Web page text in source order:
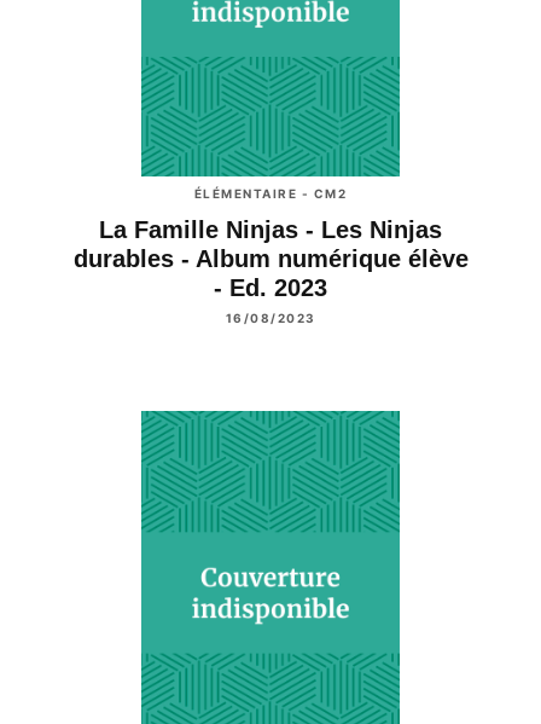
ÉLÉMENTAIRE - CM2
La Famille Ninjas - Les Ninjas
durables - Album numérique élève
- Ed. 2023
16/08/2023